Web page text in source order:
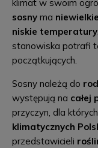
klimat w swoim
sosny ma
niskie temperatury
stanowiska potrafi
początkujących.
Sosny należą do
występują na całej
przyczyn, dla
klimatycznych
przedstawicieli